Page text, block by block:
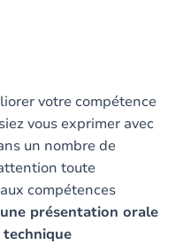
votre compétence
vous exprimer avec
un nombre de
toute
compétences
une présentation orale